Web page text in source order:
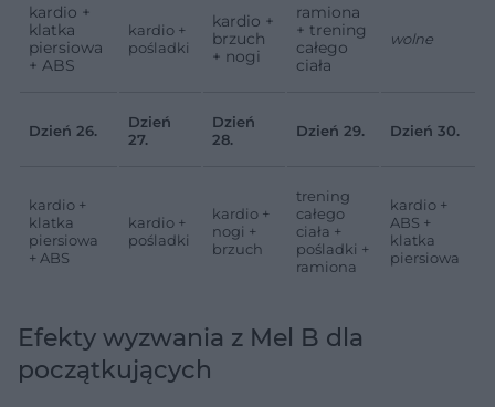
kardio +
klatka
piersiowa
+ ABS
kardio +
pośladki
kardio +
brzuch
+ nogi
ramiona
+ trening
całego
ciała
wolne
Dzień 26.
Dzień
27.
Dzień
28.
Dzień 29. Dzień 30.
kardio +
klatka
piersiowa
+ ABS
kardio +
pośladki
kardio +
nogi +
brzuch
trening
całego
ciała +
pośladki +
ramiona
kardio +
ABS +
klatka
piersiowa
Efekty wyzwania z Mel B dla
początkujących